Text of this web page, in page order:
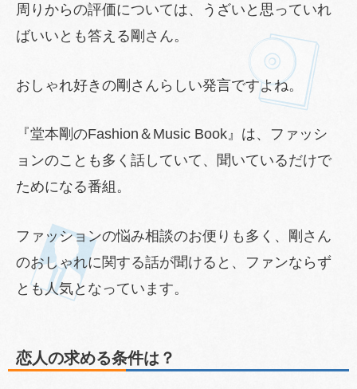
周りからの評価については、うざいと思っていれ
ばいいとも答える剛さん。
おしゃれ好きの剛さんらしい発言ですよね。
『堂本剛のFashion＆Music Book』は、ファッシ
ョンのことも多く話していて、聞いているだけで
ためになる番組。
ファッションの悩み相談のお便りも多く、剛さん
のおしゃれに関する話が聞けると、ファンならず
とも人気となっています。
恋人の求める条件は？